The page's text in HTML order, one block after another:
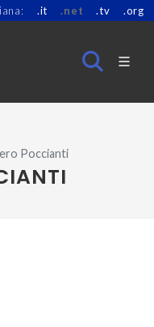
.it .net .tv .org
Poccianti